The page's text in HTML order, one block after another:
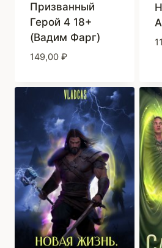
Призванный
Герой 4 18+
(Вадим Фарг)
149,00 ₽